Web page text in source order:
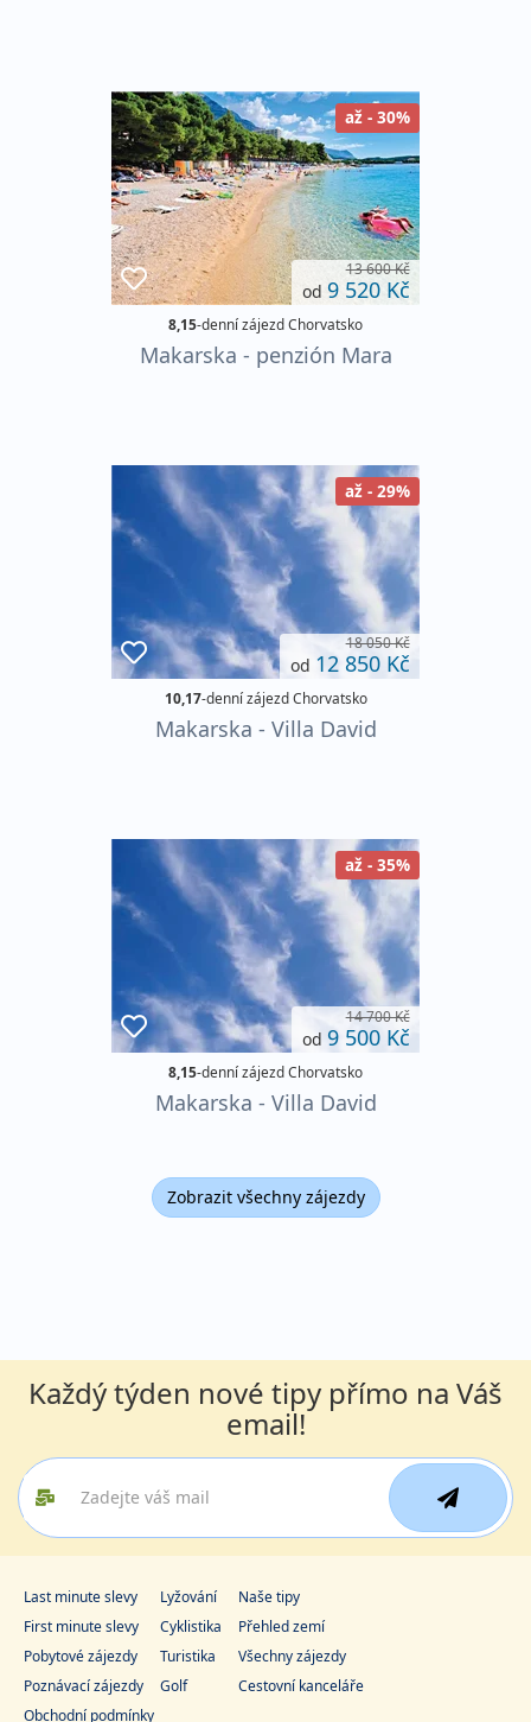
až - 30%
13 600 Kč
od 9 520 Kč
8,15-denní zájezd Chorvatsko
Makarska - penzión Mara
až - 29%
18 050 Kč
od 12 850 Kč
10,17-denní zájezd Chorvatsko
Makarska - Villa David
až - 35%
14 700 Kč
od 9 500 Kč
8,15-denní zájezd Chorvatsko
Makarska - Villa David
Zobrazit všechny zájezdy
Každý týden nové tipy přímo na Váš
email!
Last minute slevy
First minute slevy
Pobytové zájezdy
Poznávací zájezdy
Lyžování
Cyklistika
Turistika
Golf
Naše tipy
Přehled zemí
Všechny zájezdy
Cestovní kanceláře
Obchodní podmínky